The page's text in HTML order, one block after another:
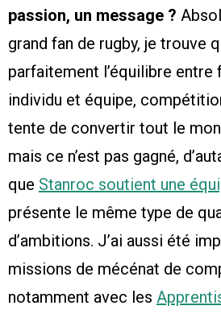
passion, un message ?
grand fan de rugby, je trouve
parfaitement l’équilibre entre
individu et équipe,
tente de convertir tout le
mais ce n’est pas gagné,
que Stanroc soutient une
présente le même type de
d’ambitions. J’ai aussi été
missions de mécénat de
notamment avec les